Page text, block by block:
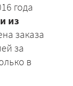
года
из
заказа
за
в